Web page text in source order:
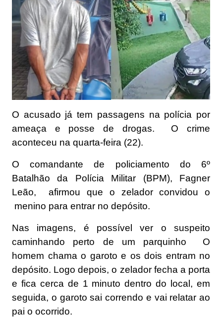
O acusado já tem passagens na polícia por
ameaça e posse de drogas. O crime
aconteceu na quarta-feira (22).
O comandante de policiamento do 6º
Batalhão da Polícia Militar (BPM), Fagner
Leão, afirmou que o zelador convidou o
menino para entrar no depósito.
Nas imagens, é possível ver o suspeito
caminhando perto de um parquinho O
homem chama o garoto e os dois entram no
depósito. Logo depois, o zelador fecha a porta
e fica cerca de 1 minuto dentro do local, em
seguida, o garoto sai correndo e vai relatar ao
pai o ocorrido.